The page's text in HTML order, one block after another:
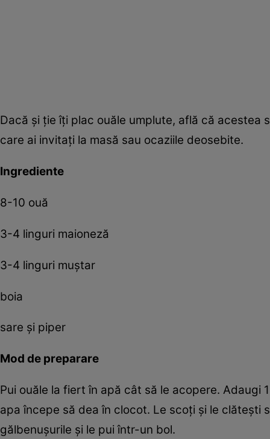
Dacă şi ţie îţi plac ouăle umplute, află că
care ai invitaţi la masă sau ocaziile deosebite.
Ingrediente
8-10 ouă
3-4 linguri maioneză
3-4 linguri muştar
boia
sare şi piper
Mod de preparare
Pui ouăle la fiert în apă cât să le acopere. Adaugi
apa începe să dea în clocot. Le scoţi şi le clăteşti
gălbenuşurile şi le pui într-un bol.